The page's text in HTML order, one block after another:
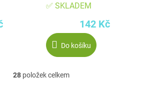
✅ SKLADEM
142 Kč
Do košíku
O
28položek celkem